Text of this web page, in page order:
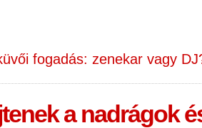
fogadás: zenekar vagy
a nadrágok